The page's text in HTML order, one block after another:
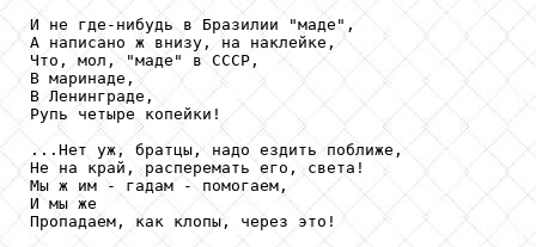
И не где-нибудь в Бразилии "маде",
А написано ж внизу, на наклейке,
Что, мол, "маде" в СССР,
В маринаде,
В Ленинграде,
Рупь четыре копейки!
...Нет уж, братцы, надо ездить поближе,
Не на край, расперемать его, света!
Мы ж им - гадам - помогаем,
И мы же
Пропадаем, как клопы, через это!